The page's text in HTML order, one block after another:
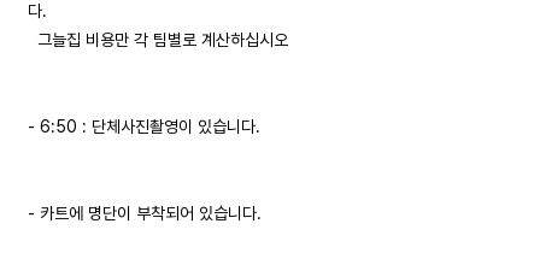
다.
그늘집 비용만 각 팀별로 계산하십시오
- 6:50 : 단체사진촬영이 있습니다.
- 카트에 명단이 부착되어 있습니다.